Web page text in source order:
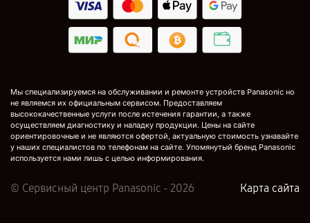
Мы специализируемся на обслуживании и ремонте устройств Panasonic но
не являемся их официальным сервисом. Предоставляем
высококачественные услуги после истечения гарантии, а также
осуществляем диагностику и наладку продукции. Цены на сайте
ориентировочные и не являются офертой, актуальную стоимость узнавайте
у наших специалистов по телефонам на сайте. Упомянутый бренд Panasonic
используется нами лишь с целью информирования.
© Сервисный центр Panasonic - 2026 Карта сайта